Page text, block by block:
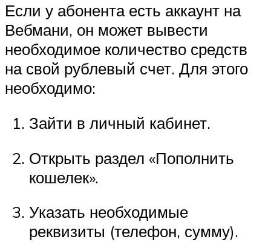
Если у абонента есть аккаунт на
Вебмани, он может вывести
необходимое количество средств
на свой рублевый счет. Для этого
необходимо:
Зайти в личный кабинет.
Открыть раздел «Пополнить
кошелек».
Указать необходимые
реквизиты (телефон, сумму).